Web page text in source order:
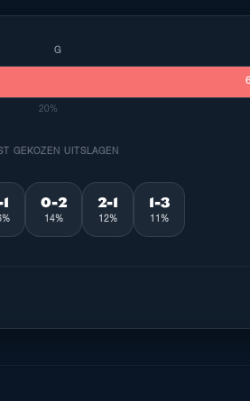
G
20%
GEKOZEN UITSLAGEN
0-2
14%
2-1
12%
1-3
11%